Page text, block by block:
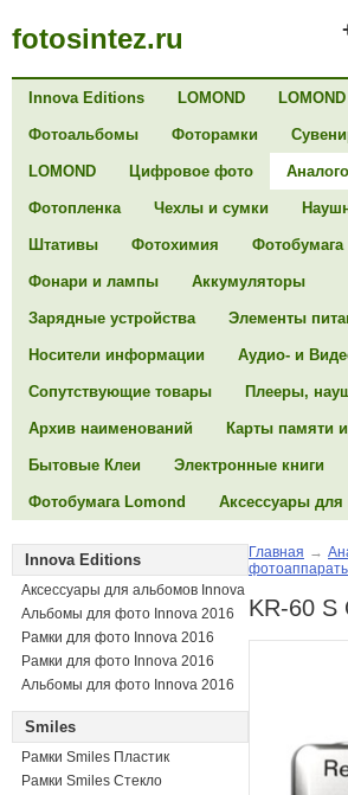
fotosintez.ru
Innova Editions LOMOND LOMOND
Фотоальбомы Фоторамки
LOMOND Цифровое фото
Фотопленка Чехлы и сумки
Штативы Фотохимия Фотобумага
Фонари и лампы Аккумуляторы
Зарядные устройства Элементы
Носители информации Аудио- и
Сопутствующие товары Плееры,
Архив наименований Карты памяти
Бытовые Клеи Электронные книги
Фотобумага Lomond Аксессуары
Innova Editions
Аксессуары для альбомов Innova
Альбомы для фото Innova 2016
Рамки для фото Innova 2016
Рамки для фото Innova 2016
Альбомы для фото Innova 2016
Smiles
Рамки Smiles Пластик
Рамки Smiles Стекло
Главная →
KR-60 S